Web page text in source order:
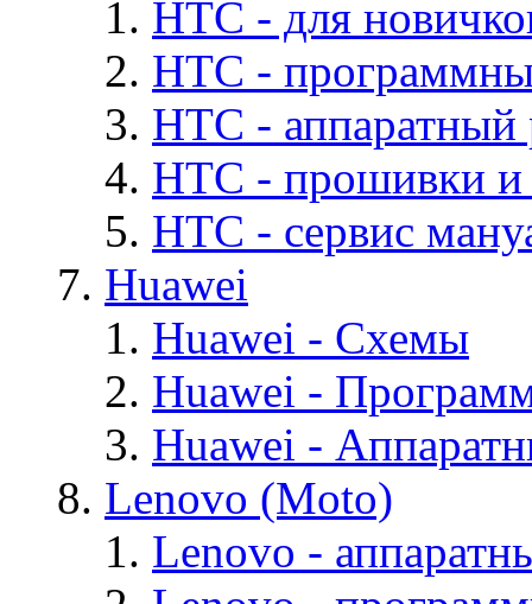
HTC - для
HTC -
HTC - аппаратный
HTC - прошивки
HTC - cервис
Huawei
Huawei - Cхемы
Huawei -
Huawei -
Lenovo (Moto)
Lenovo -